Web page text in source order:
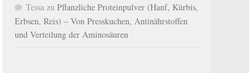
Tessa zu Pflanzliche Proteinpulver (Hanf, Kürbis,
Erbsen, Reis) – Von Presskuchen, Antinährstoffen
und Verteilung der Aminosäuren